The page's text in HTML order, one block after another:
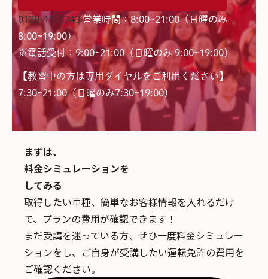
0120-15-6343 営業時間：8:00~21:00（日曜のみ
8:00~19:00）
※電話受付：9:00~21:00（日曜のみ 9:00~19:00）
【教習中の方は専用ダイヤルをご利用ください】
7:30~21:00（日曜のみ7:30~19:00)
まずは、
料金シミュレーションを
してみる
取得したい車種、簡単なお客様情報を入れるだけ
で、 プランの費用が確認できます！
まだ受講を迷っている方、ぜひ一度料金シミュレー
ションをし、ご自身が受講したい運転免許の費用を
ご確認ください。